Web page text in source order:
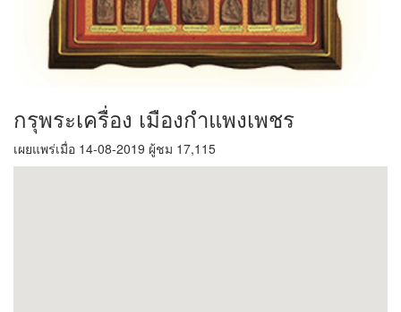
กรุพระเครื่อง เมืองกำแพงเพชร
เผยแพร่เมื่อ 14-08-2019 ผู้ชม 17,115